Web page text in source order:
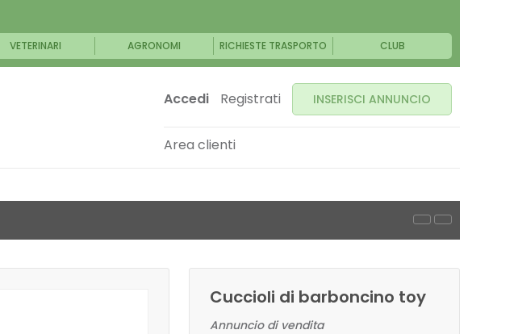
VETERINARI AGRONOMI RICHIESTE TRASPORTO CLUB
Accedi Registrati INSERISCI ANNUNCIO
Area clienti
Cuccioli di barboncino toy
Annuncio di vendita